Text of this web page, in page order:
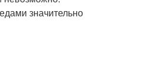
значительно